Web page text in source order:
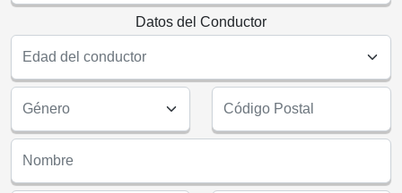
Datos del Conductor